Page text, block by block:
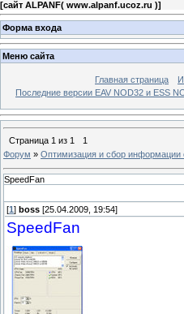
[сайт ALPANF( www.alpanf.ucoz.ru )]
Форма входа
Меню сайта
Главная страница
Последние версии EAV NOD32 и ESS
Страница 1 из 1
1
Форум » Оптимизация и сбор информации
SpeedFan
[1 ] boss [25.04.2009, 19:54]
SpeedFan